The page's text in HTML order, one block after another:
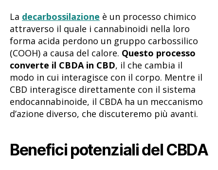
La decarbossilazione è un processo chimico
attraverso il quale i cannabinoidi nella loro
forma acida perdono un gruppo carbossilico
(COOH) a causa del calore. Questo processo
converte il CBDA in CBD, il che cambia il
modo in cui interagisce con il corpo. Mentre il
CBD interagisce direttamente con il sistema
endocannabinoide, il CBDA ha un meccanismo
d’azione diverso, che discuteremo più avanti.
Benefici potenziali del CBDA